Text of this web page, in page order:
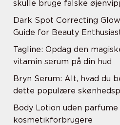
skulle bruge falske
Dark Spot Correcting
Guide for Beauty
Tagline: Opdag den
vitamin serum på din hud
Bryn Serum: Alt, hvad du
dette populære
Body Lotion uden
kosmetikforbrugere